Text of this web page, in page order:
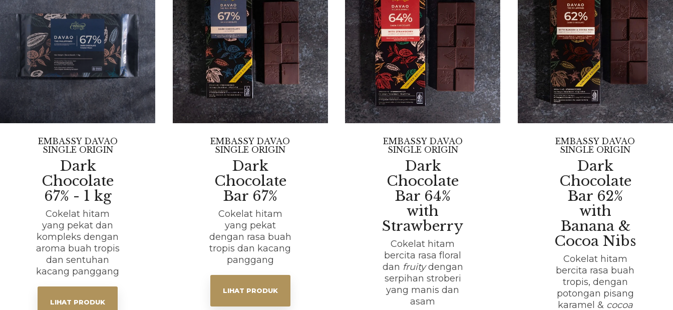
EMBASSY DAVAO
SINGLE ORIGIN
Dark
Chocolate
67% - 1 kg
Cokelat hitam
yang pekat dan
kompleks dengan
aroma buah tropis
dan sentuhan
kacang panggang
LIHAT PRODUK
EMBASSY DAVAO
SINGLE ORIGIN
Dark
Chocolate
Bar 67%
Cokelat hitam
yang pekat
dengan rasa buah
tropis dan kacang
panggang
LIHAT PRODUK
EMBASSY DAVAO
SINGLE ORIGIN
Dark
Chocolate
Bar 64%
with
Strawberry
Cokelat hitam
bercita rasa floral
dan fruitydengan
serpihan stroberi
yang manis dan
asam
EMBASSY DAVAO
SINGLE ORIGIN
Dark
Chocolate
Bar 62%
with
Banana &
Cocoa Nibs
Cokelat hitam
bercita rasa buah
tropis, dengan
potongan pisang
karamel & cocoa